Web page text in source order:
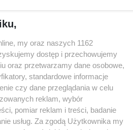
my oraz naszych 1162
dostęp i przechowujemy
oraz przetwarzamy dane osobowe,
standardowe informacje
czy dane przeglądania w celu
reklam, wybór
pomiar reklam i treści, badanie
usług. Za zgodą Użytkownika my